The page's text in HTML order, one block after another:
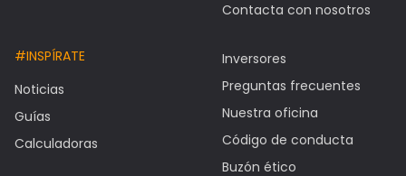
Contacta con nosotros
#INSPÍRATE
Noticias
Guías
Calculadoras
Inversores
Preguntas frecuentes
Nuestra oficina
Código de conducta
Buzón ético